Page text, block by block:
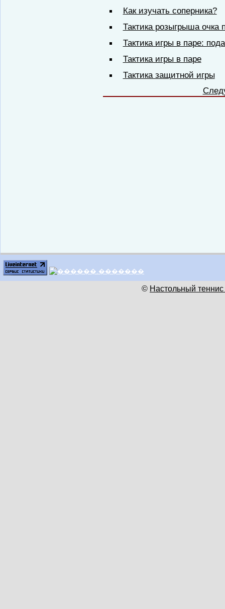
Как изучать соперника?
Тактика розыгрыша очка
Тактика игры в паре:
Тактика игры в паре
Тактика защитной игры
© Настольный